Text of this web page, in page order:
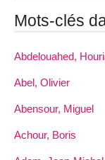
Mots-clés
Abdelouahed,
Abel, Olivier
Abensour, Miguel
Achour, Boris